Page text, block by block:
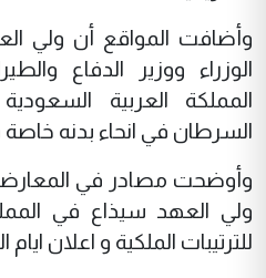
وأضافت المواقع أن ولي
الوزراء ووزير الدفاع
المملكة العربية
السرطان في انحاء بدنه
وأوضحت مصادر في
ولي العهد سيذاع في
للترتيبات الملكية و اعلان ايام